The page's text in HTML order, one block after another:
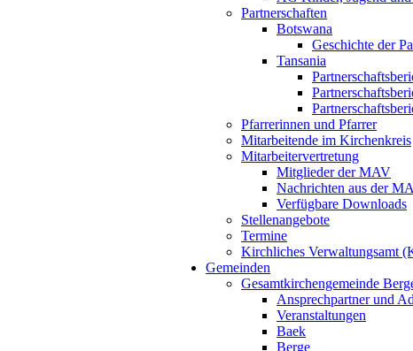
Partnerschaften
Botswana
Geschichte der
Tansania
Pfarrerinnen und Pfarrer
Mitarbeitende im Kirchenkreis
Mitarbeitervertretung
Mitglieder der MAV
Nachrichten aus der
Verfügbare Downloads
Stellenangebote
Termine
Kirchliches Verwaltungsamt
Gemeinden
Gesamtkirchengemeinde
Ansprechpartner und
Veranstaltungen
Baek
Berge